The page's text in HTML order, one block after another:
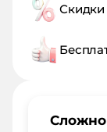
Скидки
Сложно